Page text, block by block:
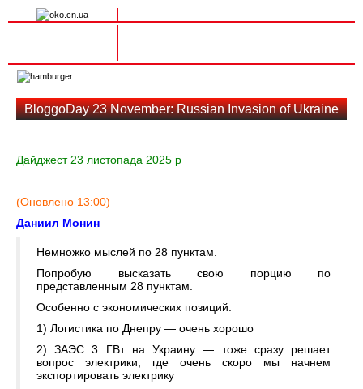
navigation
BloggoDay 23 November: Russian Invasion of Ukraine
Дайджест 23 листопада 2025 р
(Оновлено 13:00)
Даниил Монин
Немножко мыслей по 28 пунктам.
Попробую высказать свою порцию по
представленным 28 пунктам.
Особенно с экономических позиций.
1) Логистика по Днепру — очень хорошо
2) ЗАЭС 3 ГВт на Украину — тоже сразу решает
вопрос электрики, где очень скоро мы начнем
экспортировать электрику